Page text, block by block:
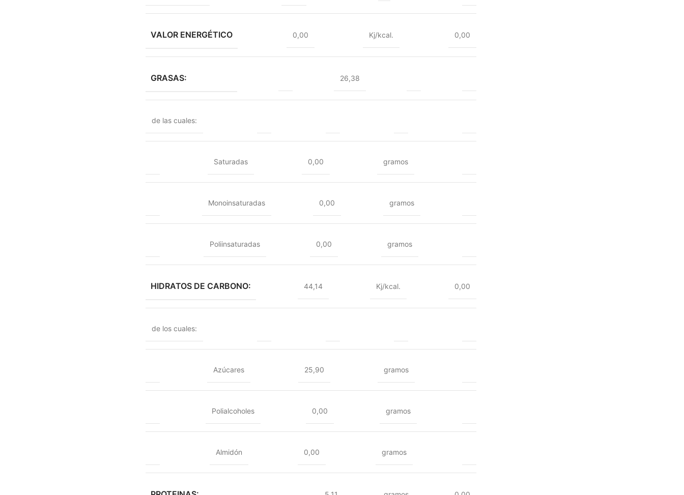
VALOR ENERGÉTICO 0,00 Kj/kcal. 0,00
GRASAS: 26,38
de las cuales:
Saturadas 0,00 gramos
Monoinsaturadas 0,00 gramos
Poliinsaturadas 0,00 gramos
HIDRATOS DE CARBONO: 44,14 Kj/kcal. 0,00
de los cuales:
Azúcares 25,90 gramos
Polialcoholes 0,00 gramos
Almidón 0,00 gramos